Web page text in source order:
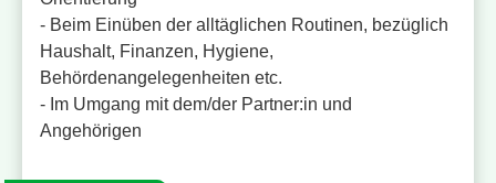
- Beim Einüben der alltäglichen Routinen, bezüglich
Haushalt, Finanzen, Hygiene,
Behördenangelegenheiten etc.
- Im Umgang mit dem/der Partner:in und
Angehörigen